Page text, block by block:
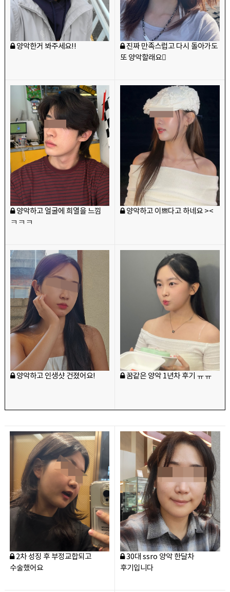
양악한거 봐주세요!!
진짜 만족스럽고 다시 돌아가도
또 양악할래요
양악하고 얼굴에 희열을 느낌
ㅋㅋㅋ
양악하고 이쁘다고 하네요 ><
양악하고 인생샷 건졌어요! 꿈같은 양악 1년차 후기 ㅠㅠ
2차 성징 후 부정교합되고
수술했어요
30대 ssro 양악 한달차
후기입니다